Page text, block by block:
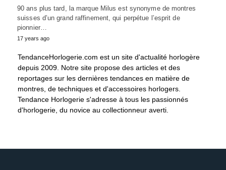
90 ans plus tard, la marque Milus est synonyme de montres
suisses d’un grand raffinement, qui perpétue l’esprit de
pionnier…
17 years ago
TendanceHorlogerie.com est un site d'actualité horlogère
depuis 2009. Notre site propose des articles et des
reportages sur les dernières tendances en matière de
montres, de techniques et d'accessoires horlogers.
Tendance Horlogerie s'adresse à tous les passionnés
d'horlogerie, du novice au collectionneur averti.